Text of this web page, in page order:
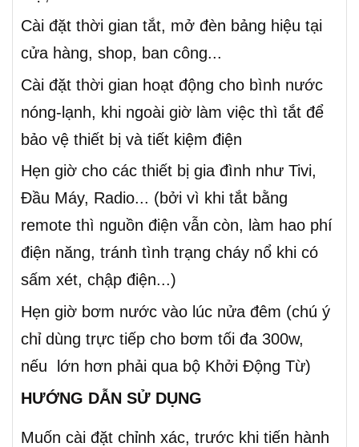
Cài đặt thời gian tắt, mở đèn bảng hiệu tại
cửa hàng, shop, ban công...
Cài đặt thời gian hoạt động cho bình nước
nóng-lạnh, khi ngoài giờ làm việc thì tắt để
bảo vệ thiết bị và tiết kiệm điện
Hẹn giờ cho các thiết bị gia đình như Tivi,
Đầu Máy, Radio... (bởi vì khi tắt bằng
remote thì nguồn điện vẫn còn, làm hao phí
điện năng, tránh tình trạng cháy nổ khi có
sấm xét, chập điện...)
Hẹn giờ bơm nước vào lúc nửa đêm (chú ý
chỉ dùng trực tiếp cho bơm tối đa 300w,
nếu lớn hơn phải qua bộ Khởi Động Từ)
HƯỚNG DẪN SỬ DỤNG
Muốn cài đặt chỉnh xác, trước khi tiến hành